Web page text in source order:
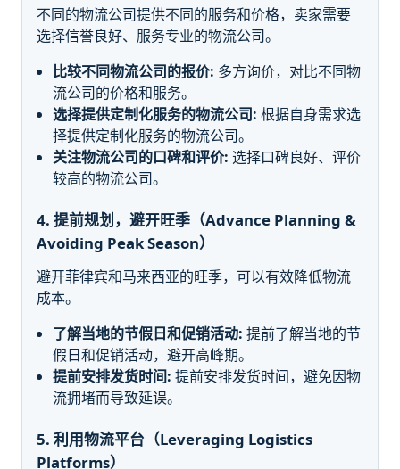
不同的物流公司提供不同的服务和价格，卖家需要
选择信誉良好、服务专业的物流公司。
比较不同物流公司的报价: 多方询价，对比不同物
流公司的价格和服务。
选择提供定制化服务的物流公司: 根据自身需求选
择提供定制化服务的物流公司。
关注物流公司的口碑和评价: 选择口碑良好、评价
较高的物流公司。
4. 提前规划，避开旺季（Advance Planning &
Avoiding Peak Season）
避开菲律宾和马来西亚的旺季，可以有效降低物流
成本。
了解当地的节假日和促销活动: 提前了解当地的节
假日和促销活动，避开高峰期。
提前安排发货时间: 提前安排发货时间，避免因物
流拥堵而导致延误。
5. 利用物流平台（Leveraging Logistics
Platforms）